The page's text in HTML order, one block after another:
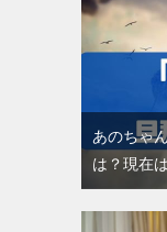
あのちゃ
は？現在